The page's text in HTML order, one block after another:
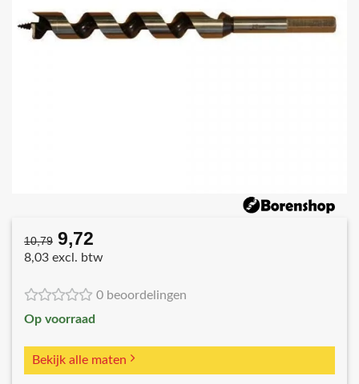
10,79 Oorspronkelijke
prijs
€10,79.
9,72
prijs
€9,72.
8,03 excl. btw
0 beoordelingen
Op voorraad
Bekijk alle maten